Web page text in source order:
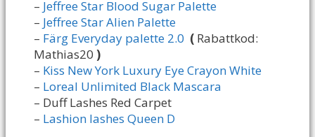
– Jeffree Star Blood Sugar Palette
– Jeffree Star Alien Palette
– Färg Everyday palette 2.0 ( Rabattkod:
Mathias20 )
– Kiss New York Luxury Eye Crayon White
– Loreal Unlimited Black Mascara
– Duff Lashes Red Carpet
– Lashion lashes Queen D